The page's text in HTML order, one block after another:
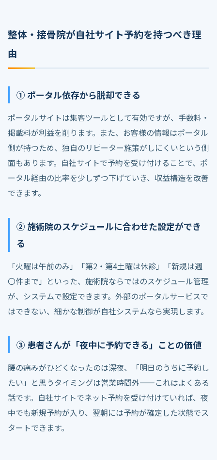
整体・接骨院が自社サイト予約を持つべき理
由
① ポータル依存から脱却できる
ポータルサイトは集客ツールとして有効ですが、手数料・
掲載料が利益を削ります。また、お客様の情報はポータル
側が持つため、独自のリピーター施策がしにくいという側
面もあります。自社サイトで予約を受け付けることで、ポ
ータル経由の比率を少しずつ下げていき、収益構造を改善
できます。
② 施術院のスケジュールに合わせた設定ができ
る
「火曜は午前のみ」「第2・第4土曜は休診」「新規は週
〇件まで」といった、施術院ならではのスケジュール管理
が、システムで設定できます。外部のポータルサービスで
はできない、細かな制御が自社システムなら実現します。
③ 患者さんが「夜中に予約できる」ことの価値
腰の痛みがひどくなったのは深夜、「明日のうちに予約し
たい」と思うタイミングは営業時間外——これはよくある
話です。自社サイトでネット予約を受け付けていれば、夜
中でも新規予約が入り、翌朝には予約が確定した状態でス
タートできます。